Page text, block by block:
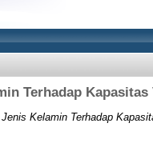
Terhadap
Kelamin Terhadap